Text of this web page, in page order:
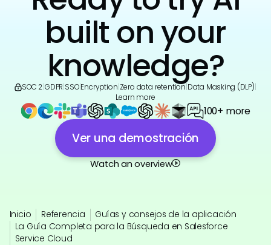
built on your
knowledge?
SOC 2 GDPR SSO|Encryption Zero data retention Data Masking (DLP)
Learn more
100+ more
Ver una demostración
Watch an overview
Inicio Referencia
Guías y consejos de la aplicación
La Guía Completa para la Búsqueda en Salesforce
Service Cloud